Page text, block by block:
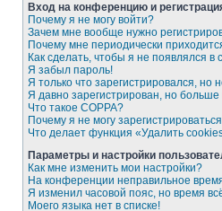
Вход на конференцию и
Почему я не могу войти?
Зачем мне вообще нужно
Почему мне периодически
Как сделать, чтобы я не появлялся в
Я забыл пароль!
Я только что зарегистрировался, но
Я давно зарегистрирован, но больше
Что такое COPPA?
Почему я не могу
Что делает функция «Удалить
Параметры и настройки
Как мне изменить мои настройки?
На конференции неправильное
Я изменил часовой пояс, но время
Моего языка нет в списке!